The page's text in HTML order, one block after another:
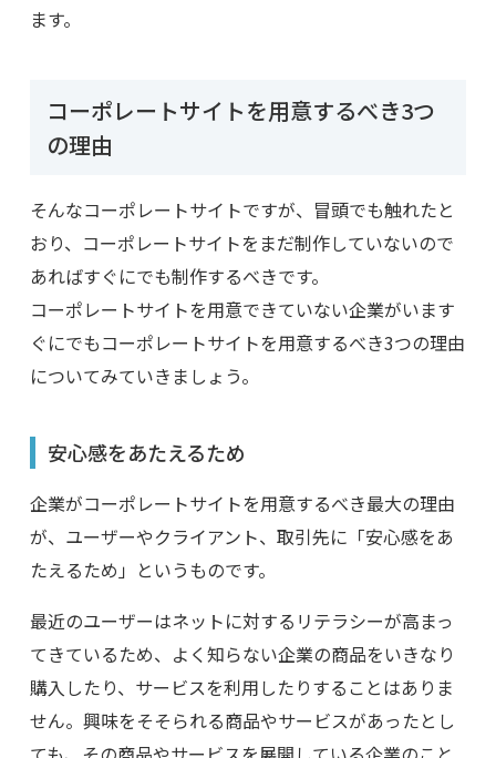
ます。
コーポレートサイトを用意するべき3つ
の理由
そんなコーポレートサイトですが、冒頭でも触れたと
おり、コーポレートサイトをまだ制作していないので
あればすぐにでも制作するべきです。
コーポレートサイトを用意できていない企業がいます
ぐにでもコーポレートサイトを用意するべき3つの理由
についてみていきましょう。
安心感をあたえるため
企業がコーポレートサイトを用意するべき最大の理由
が、ユーザーやクライアント、取引先に「安心感をあ
たえるため」というものです。
最近のユーザーはネットに対するリテラシーが高まっ
てきているため、よく知らない企業の商品をいきなり
購入したり、サービスを利用したりすることはありま
せん。興味をそそられる商品やサービスがあったとし